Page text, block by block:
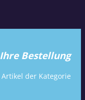
Bestellung
der Kategorie